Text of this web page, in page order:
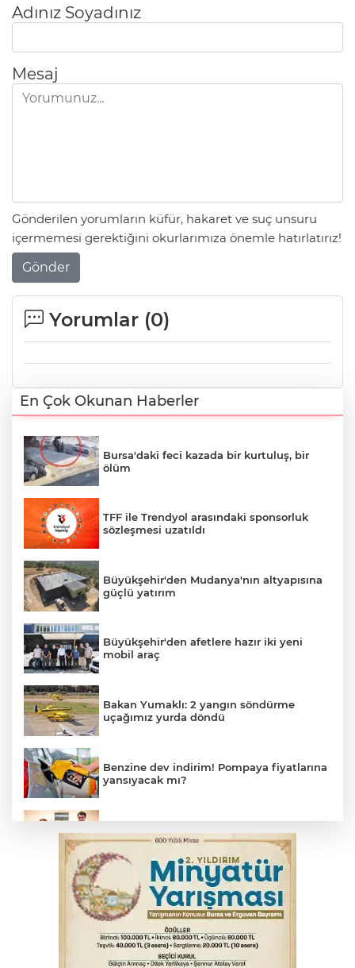
Adınız Soyadınız
Mesaj
Gönderilen yorumların küfür, hakaret ve suç unsuru
içermemesi gerektiğini okurlarımıza önemle hatırlatırız!
Gönder
Yorumlar (0)
En Çok Okunan Haberler
Bursa'daki feci kazada bir kurtuluş, bir
ölüm
TFF ile Trendyol arasındaki sponsorluk
sözleşmesi uzatıldı
Büyükşehir'den Mudanya'nın altyapısına
güçlü yatırım
Büyükşehir'den afetlere hazır iki yeni
mobil araç
Bakan Yumaklı: 2 yangın söndürme
uçağımız yurda döndü
Benzine dev indirim! Pompaya fiyatlarına
yansıyacak mı?
bir araya geldi
Bursa'da alkollü sürücü mahalleyi savaş
alanına çevirdi
Serbest piyasada altın fiyatları...